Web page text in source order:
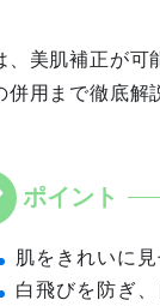
、美肌補正が
併用まで徹底解
肌をきれいに
白飛びを防ぎ